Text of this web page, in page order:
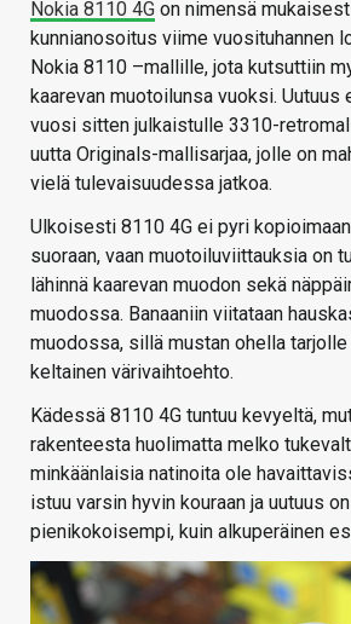
Nokia 8110 4G on nimensä
kunnianosoitus viime vuosituhannen
Nokia 8110 –mallille, jota kutsuttiin
kaarevan muotoilunsa vuoksi. Uutuus
vuosi sitten julkaistulle 3310-
uutta Originals-mallisarjaa, jolle on
vielä tulevaisuudessa jatkoa.
Ulkoisesti 8110 4G ei pyri
suoraan, vaan muotoiluviittauksia on
lähinnä kaarevan muodon sekä
muodossa. Banaaniin viitataan
muodossa, sillä mustan ohella
keltainen värivaihtoehto.
Kädessä 8110 4G tuntuu kevyeltä,
rakenteesta huolimatta melko
minkäänlaisia natinoita ole
istuu varsin hyvin kouraan ja uutuus
pienikokoisempi, kuin alkuperäinen